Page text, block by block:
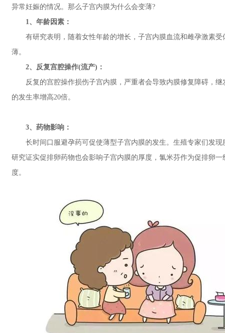
异常妊娠的情况。那么子宫内膜为什么会变薄?
1、年龄因素：
有研究表明，随着女性年龄的增长，子宫内膜血流和雌孕激素受
薄。
2、反复宫腔操作(流产)：
反复的宫腔操作损伤子宫内膜，严重者会导致内膜修复障碍，继
的发生率增高20倍。
3、药物影响：
长时间口服避孕药可促使薄型子宫内膜的发生。生殖专家们发现
研究证实促排卵药物也会影响子宫内膜的厚度，氯米芬作为促排卵
度。